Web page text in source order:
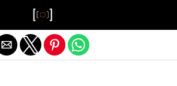
Exit mobile version